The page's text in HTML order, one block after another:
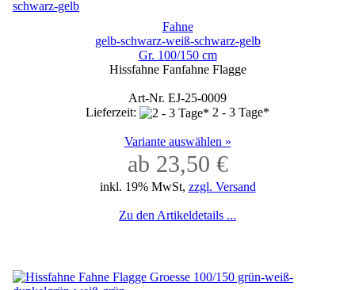
Fahne
gelb-schwarz-weiß-schwarz-gelb
Gr. 100/150 cm
Hissfahne Fanfahne Flagge
Art-Nr. EJ-25-0009
Lieferzeit:
2 - 3 Tage*
Variante auswählen »
ab 23,50 €
inkl. 19% MwSt, zzgl. Versand
Zu den Artikeldetails ...